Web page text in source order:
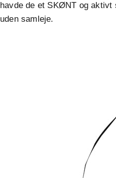
havde de et SKØNT og aktivt
uden samleje.